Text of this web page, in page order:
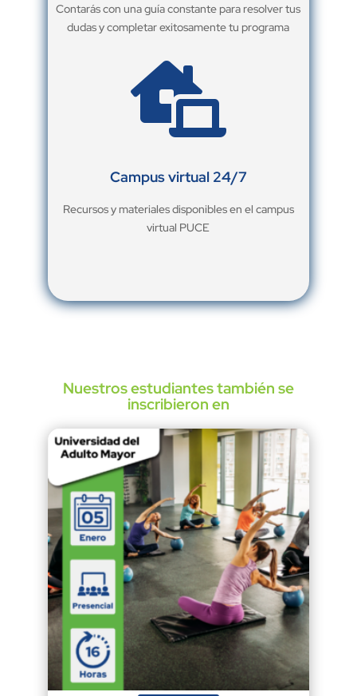
Contarás con una guía constante para resolver tus
dudas y completar exitosamente tu programa

Campus virtual 24/7
Recursos y materiales disponibles en el campus
virtual PUCE
Nuestros estudiantes también se
inscribieron en